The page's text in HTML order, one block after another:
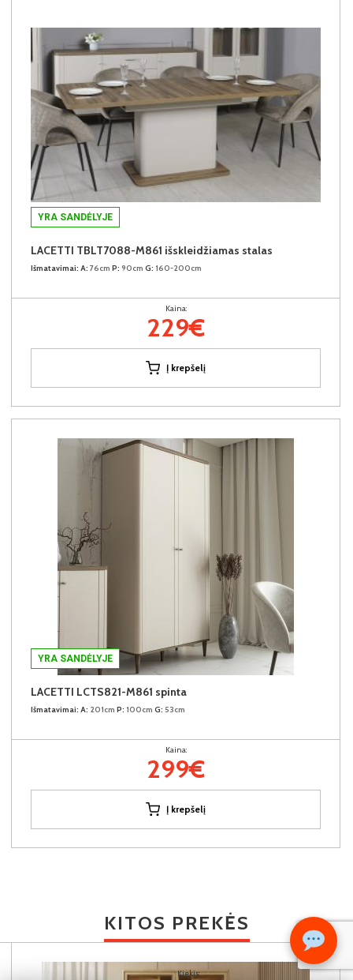
Kiekis:
YRA SANDĖLYJE
LACETTI TBLT7088-M861 išskleidžiamas stalas
Išmatavimai: A: 76cm P: 90cm G: 160-200cm
Kaina:
229€
Į krepšelį
YRA SANDĖLYJE
LACETTI LCTS821-M861 spinta
Išmatavimai: A: 201cm P: 100cm G: 53cm
Kaina:
299€
Į krepšelį
KITOS PREKĖS